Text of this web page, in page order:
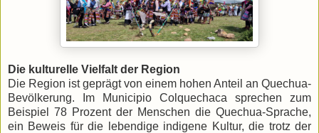
Die kulturelle Vielfalt der Region
Die Region ist geprägt von einem hohen Anteil an Quechua-
Bevölkerung. Im Municipio Colquechaca sprechen zum
Beispiel 78 Prozent der Menschen die Quechua-Sprache,
ein Beweis für die lebendige indigene Kultur, die trotz der